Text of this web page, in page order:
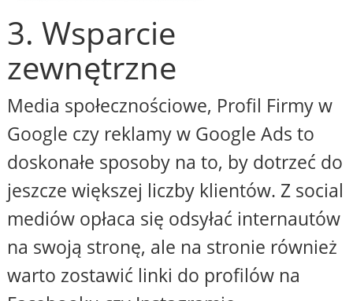
3. Wsparcie
zewnętrzne
Media społecznościowe, Profil Firmy w
Google czy reklamy w Google Ads to
doskonałe sposoby na to, by dotrzeć do
jeszcze większej liczby klientów. Z social
mediów opłaca się odsyłać internautów
na swoją stronę, ale na stronie również
warto zostawić linki do profilów na